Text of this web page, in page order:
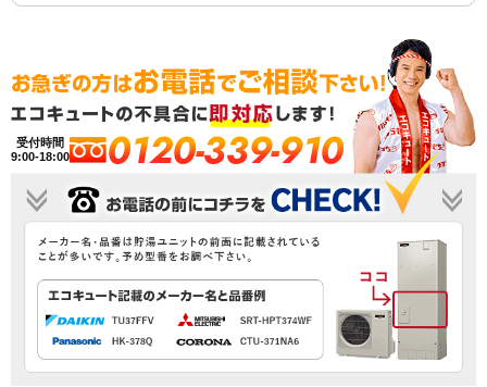
受付時間
9:00-18:00
0120-339-910